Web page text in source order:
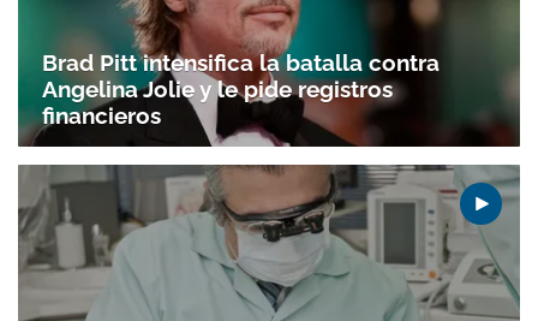
Brad Pitt intensifica la batalla contra
Angelina Jolie y le pide registros
financieros